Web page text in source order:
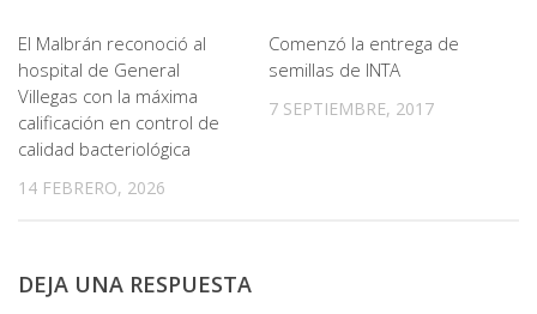
El Malbrán reconoció al
hospital de General
Villegas con la máxima
calificación en control de
calidad bacteriológica
14 FEBRERO, 2026
Comenzó la entrega de
semillas de INTA
7 SEPTIEMBRE, 2017
DEJA UNA RESPUESTA